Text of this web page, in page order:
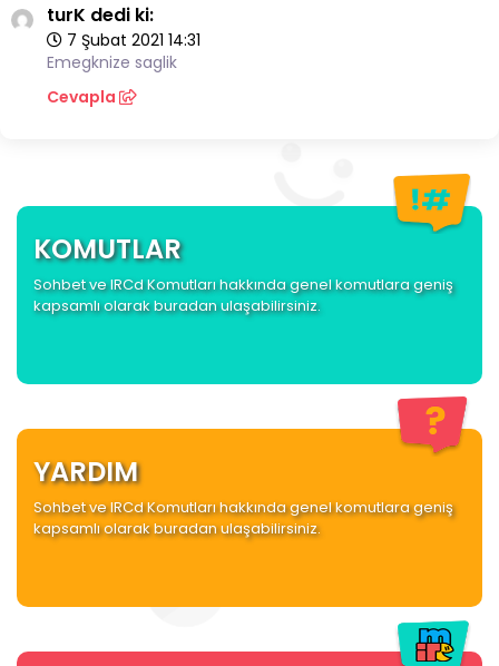
turK dedi ki:
7 Şubat 2021 14:31
Emegknize saglik
Cevapla
KOMUTLAR
Sohbet ve IRCd Komutları hakkında genel komutlara geniş
kapsamlı olarak buradan ulaşabilirsiniz.
YARDIM
Sohbet ve IRCd Komutları hakkında genel komutlara geniş
kapsamlı olarak buradan ulaşabilirsiniz.